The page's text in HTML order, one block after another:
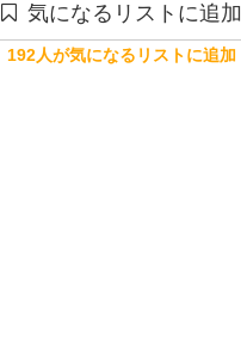
気になるリストに追加
192人が気になるリストに追加